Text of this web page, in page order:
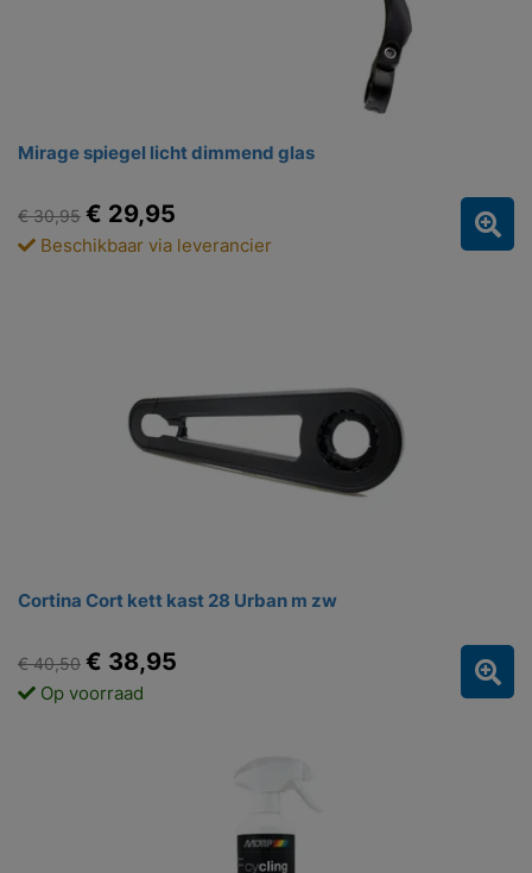
Mirage spiegel licht dimmend glas
€ 30,95 € 29,95
Beschikbaar via leverancier
Cortina Cort kett kast 28 Urban m zw
€ 40,50 € 38,95
Op voorraad